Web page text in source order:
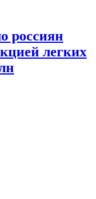
россиян
легких